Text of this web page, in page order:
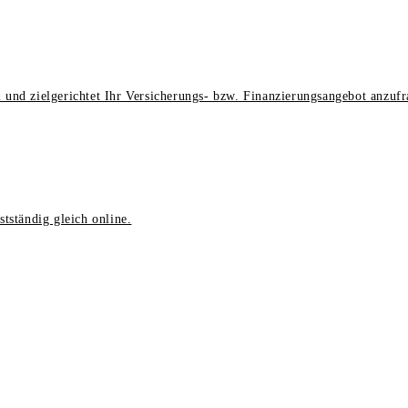
zielgerichtet Ihr Versicherungs- bzw. Finanzierungsangebot
gleich online.